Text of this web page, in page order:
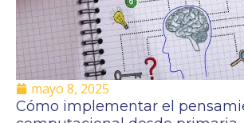
mayo 8, 2025
Cómo implementar el